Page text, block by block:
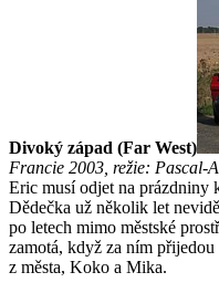
Divoký západ (Far West)
Francie 2003, režie: Pascal-
Eric musí odjet na prázdniny
Dědečka už několik let
po letech mimo městské
zamotá, když za ním
z města, Koko a Mika.